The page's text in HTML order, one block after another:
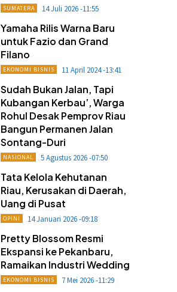
SUMATERA 14 Juli 2026 -11:55
Yamaha Rilis Warna Baru
untuk Fazio dan Grand
Filano
EKONOMI BISNIS 11 April 2024 -13:41
Sudah Bukan Jalan, Tapi
Kubangan Kerbau’, Warga
Rohul Desak Pemprov Riau
Bangun Permanen Jalan
Sontang-Duri
NASIONAL 5 Agustus 2026 -07:50
Tata Kelola Kehutanan
Riau, Kerusakan di Daerah,
Uang di Pusat
OPINI 14 Januari 2026 -09:18
Pretty Blossom Resmi
Ekspansi ke Pekanbaru,
Ramaikan Industri Wedding
EKONOMI BISNIS 7 Mei 2026 -11:29